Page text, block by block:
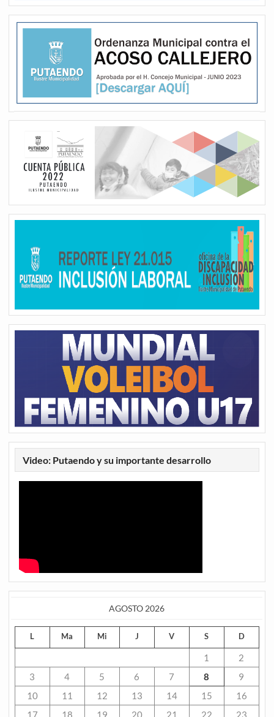
Video: Putaendo y su importante desarrollo
AGOSTO 2026
L Ma Mi J V S D
1
2
3
4 5 6 7 8
9
10
11 12 13 14 15
16
17
18 19 20 21 22 23